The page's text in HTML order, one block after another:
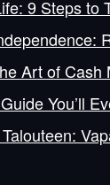
9 Steps to
Art of
You’ll